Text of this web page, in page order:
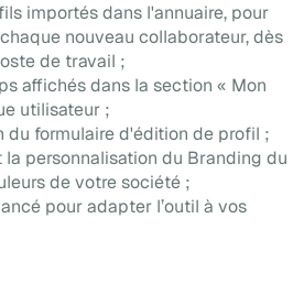
importés dans l'annuaire, pour
nouveau collaborateur, dès
de travail ;
affichés dans la section « Mon
utilisateur ;
du formulaire d'édition de profil ;
personnalisation du Brandingdu
de votre société ;
pour adapter l’outil à vos